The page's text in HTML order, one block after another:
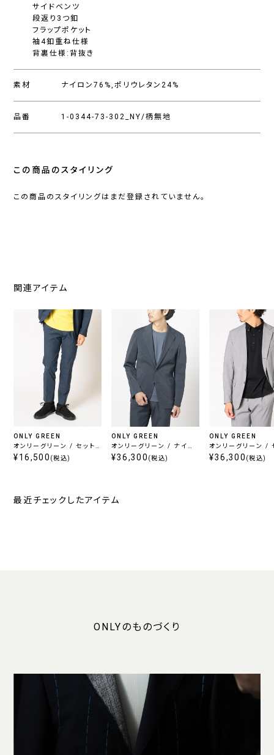
サイドベンツ
段返り3つ釦
フラップポケット
袖4釦重ね仕様
背裏仕様:背抜き
素材 ナイロン76%,ポリウレタン24%
品番 1-0344-73-302_NY/柄無地
この商品のスタイリング
この商品のスタイリングはまだ登録されていません。
関連アイテム
ONLY GREEN
オンリーグリーン / セット
アップパンツ ネイビー柄
¥16,500 (税込)
ONLY GREEN
オンリーグリーン / ナイロ
ンジャージーセットアップ
¥36,300 (税込)
ONLY GREEN
オンリーグリーン /
アップジャケット
¥36,300 (税込)
最近チェックしたアイテム
ONLYのものづくり